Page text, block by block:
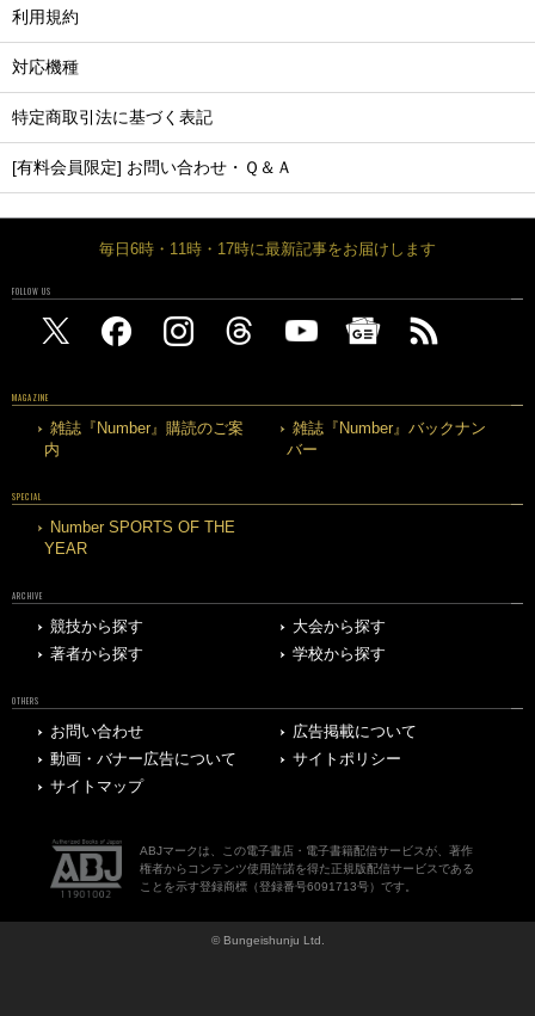
利用規約
対応機種
特定商取引法に基づく表記
[有料会員限定] お問い合わせ・Ｑ＆Ａ
毎日6時・11時・17時に最新記事をお届けします
FOLLOW US
MAGAZINE
雑誌『Number』購読のご案
内
雑誌『Number』バックナン
バー
SPECIAL
Number SPORTS OF THE
YEAR
ARCHIVE
競技から探す
大会から探す
著者から探す
学校から探す
OTHERS
お問い合わせ
広告掲載について
動画・バナー広告について
サイトポリシー
サイトマップ
ABJマークは、この電子書店・電子書籍配信サービスが、著作
権者からコンテンツ使用許諾を得た正規版配信サービスである
ことを示す登録商標（登録番号6091713号）です。
© Bungeishunju Ltd.